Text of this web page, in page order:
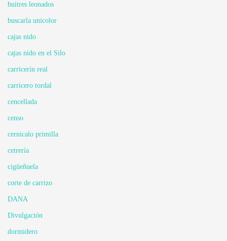
buitres leonados
buscarla unicolor
cajas nido
cajas nido en el Silo
carricerín real
carricero tordal
cencellada
censo
cernicalo primilla
cetrería
cigüeñuela
corte de carrizo
DANA
Divulgación
dormidero